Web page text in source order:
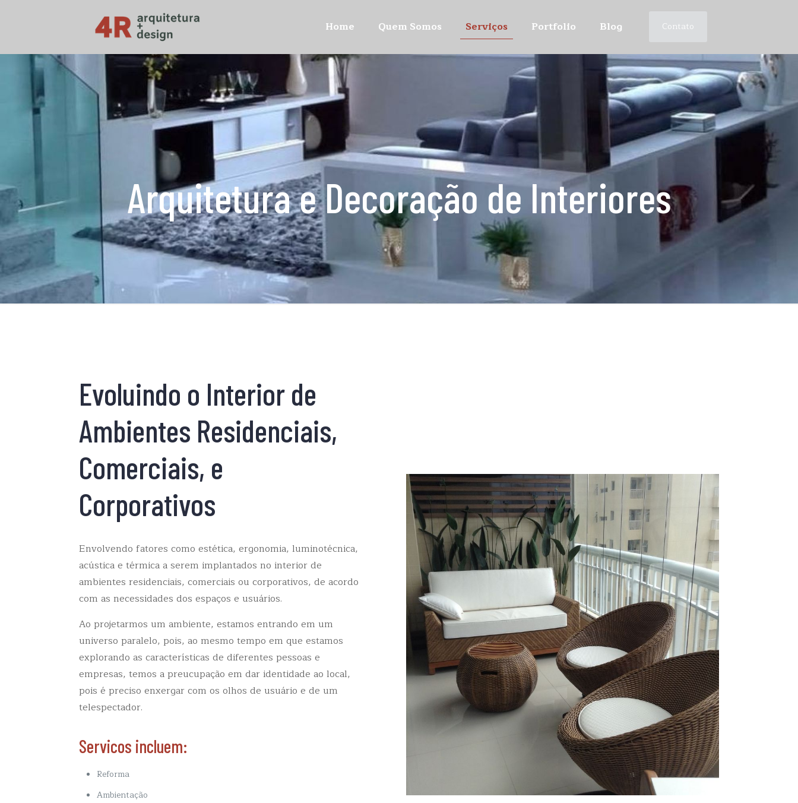
Home Quem Somos Serviços Portfolio Blog Contato
Arquitetura e Decoração de Interiores
Evoluindo o Interior de
Ambientes Residenciais,
Comerciais, e
Corporativos
Envolvendo fatores como estética, ergonomia, luminotécnica,
acústica e térmica a serem implantados no interior de
ambientes residenciais, comerciais ou corporativos, de acordo
com as necessidades dos espaços e usuários.
Ao projetarmos um ambiente, estamos entrando em um
universo paralelo, pois, ao mesmo tempo em que estamos
explorando as características de diferentes pessoas e
empresas, temos a preucupação em dar identidade ao local,
pois é preciso enxergar com os olhos de usuário e de um
telespectador.
Servicos incluem:
Reforma
Ambientação